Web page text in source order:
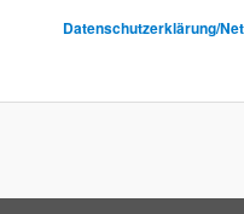
Datenschutzerklärung/